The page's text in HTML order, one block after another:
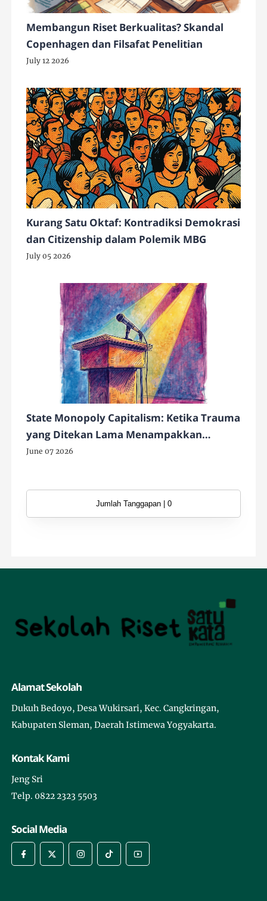
Membangun Riset Berkualitas? Skandal
Copenhagen dan Filsafat Penelitian
July 12 2026
Kurang Satu Oktaf: Kontradiksi Demokrasi
dan Citizenship dalam Polemik MBG
July 05 2026
State Monopoly Capitalism: Ketika Trauma
yang Ditekan Lama Menampakkan
Wajahnya
June 07 2026
Jumlah Tanggapan | 0
Alamat Sekolah
Dukuh Bedoyo, Desa Wukirsari, Kec. Cangkringan,
Kabupaten Sleman, Daerah Istimewa Yogyakarta.
Kontak Kami
Jeng Sri
Telp. 0822 2323 5503
Social Media